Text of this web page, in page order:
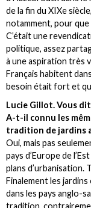
de la fin du XIXe
notamment, pour que
C’était une
politique, assez
à une aspiration très
Français habitent
besoin était fort et
Lucie Gillot. Vous
A-t-il connu les
tradition de jardins
Oui, mais pas
pays d’Europe de
plans d’urbanisation.
Finalement les
dans les pays anglo-
tradition,